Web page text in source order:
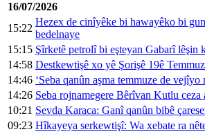
16/07/2026
15:22
Hezex de cinîyêke bi hawayêko bi
bedelnaye
15:15 Şîrketê petrolî bi eşteyan Gabarî lêşin
14:58 Destkewtişê xo yê Şorişê 19ê
14:46 ‘Seba qanûn aşma temmuze de vejîyo
14:26 Seba rojnamegere Bêrîvan Kutlu ceza
10:21 Sevda Karaca: Ganî qanûn bibê
09:23 Hîkayeya serkewtişî: Wa xebate ra